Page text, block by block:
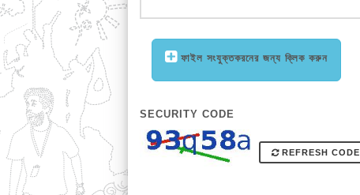
ফাইল সংযুক্তকরনের জন্য ক্লিক করুন
SECURITY CODE
REFRESH CODE